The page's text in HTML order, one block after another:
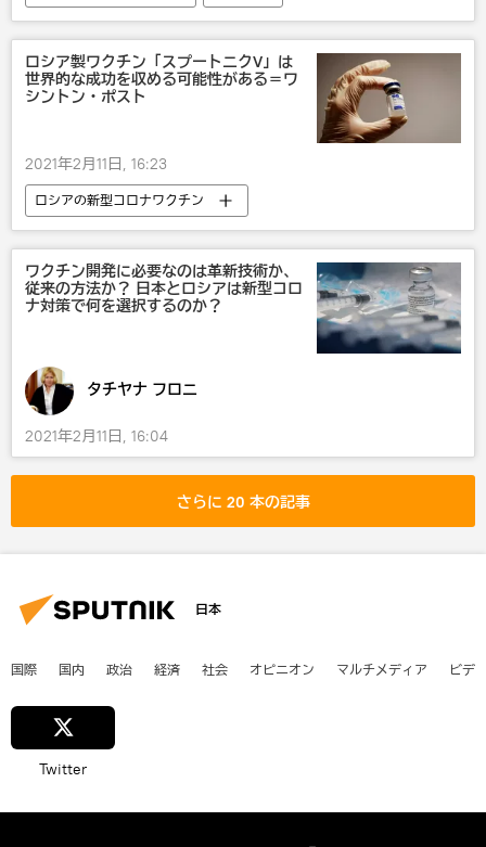
ニュージーランド
ロシア製ワクチン「スプートニクV」は
世界的な成功を収める可能性がある＝ワ
シントン・ポスト
2021年2月11日, 16:23
ロシアの新型コロナワクチン
テック＆サイエンス
社会
新型コロナウイルス
ワクチン
ワクチン開発に必要なのは革新技術か、
従来の方法か？ 日本とロシアは新型コロ
ナ対策で何を選択するのか？
タチヤナ フロニ
2021年2月11日, 16:04
さらに 20 本の記事
日本
国際 国内 政治 経済 社会 オピニオン マルチメディア ビデ
Twitter